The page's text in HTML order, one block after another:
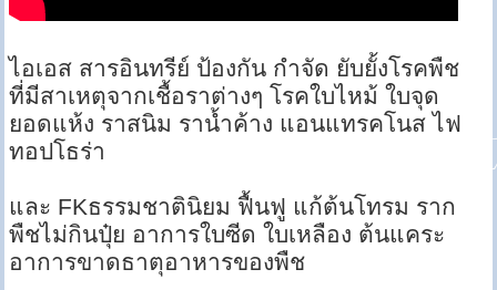
ไอเอส สารอินทรีย์ ป้องกัน กำจัด ยับยั้งโรคพืช
ที่มีสาเหตุจากเชื้อราต่างๆ โรคใบไหม้ ใบจุด
ยอดแห้ง ราสนิม ราน้ำค้าง แอนแทรคโนส ไฟ
ทอปโธร่า
และ FKธรรมชาตินิยม ฟื้นฟู แก้ต้นโทรม ราก
พืชไม่กินปุ๋ย อาการใบซีด ใบเหลือง ต้นแคระ
อาการขาดธาตุอาหารของพืช